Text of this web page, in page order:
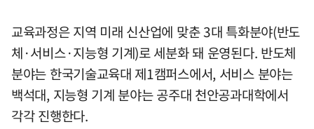
교육과정은 지역 미래 신산업에 맞춘 3대 특화분야(반도
체·서비스·지능형 기계)로 세분화 돼 운영된다. 반도체
분야는 한국기술교육대 제1캠퍼스에서, 서비스 분야는
백석대, 지능형 기계 분야는 공주대 천안공과대학에서
각각 진행한다.